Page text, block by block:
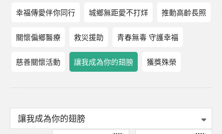
幸福傳愛伴你同行 城鄉無距愛不打烊 推動高齡長照
關懷偏鄉醫療 救災援助 青春無毒 守護幸福
慈善關懷活動 讓我成為你的翅膀 獲獎殊榮